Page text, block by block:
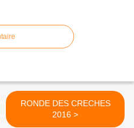
RONDE DES CRECHES
2016 >